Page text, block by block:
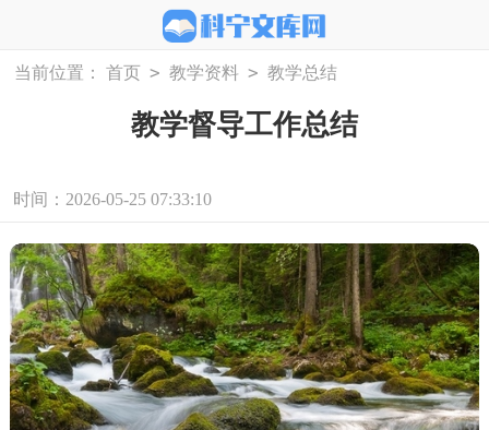
当前位置： 首页 > 教学资料 > 教学总结
教学督导工作总结
时间：2026-05-25 07:33:10